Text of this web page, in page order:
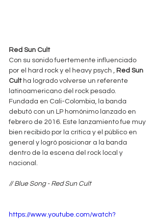
Red Sun Cult
Con su sonido fuertemente influenciado
por el hard rock y el heavy psych , Red Sun
Cult ha logrado volverse un referente
latinoamericano del rock pesado.
Fundada en Cali-Colombia, la banda
debutó con un LP homónimo lanzado en
febrero de 2016. Este lanzamiento fue muy
bien recibido por la crítica y el público en
general y logró posicionar a la banda
dentro de la escena del rock local y
nacional.
// Blue Song - Red Sun Cult
https://www.youtube.com/watch?